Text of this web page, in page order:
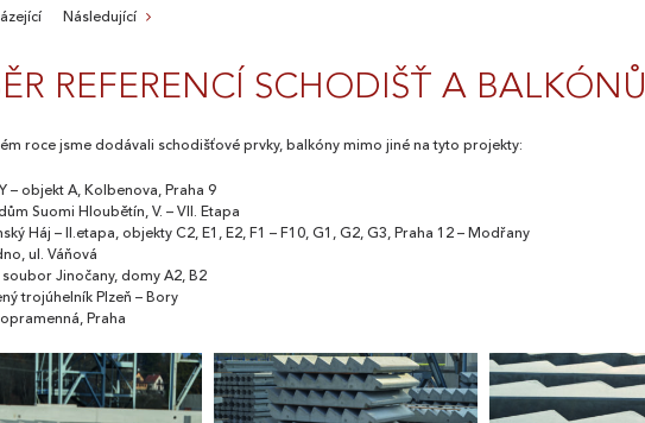
Následující
REFERENCÍ SCHODIŠŤ A BALKÓNŮ
roce jsme dodávali schodišťové prvky, balkóny mimo jiné na tyto projekty:
– objekt A, Kolbenova, Praha 9
Suomi Hloubětín, V. – VII. Etapa
Háj – II.etapa, objekty C2, E1, E2, F1 – F10, G1, G2, G3, Praha 12 – Modřany
ul. Váňová
Jinočany, domy A2, B2
trojúhelník Plzeň – Bory
Praha